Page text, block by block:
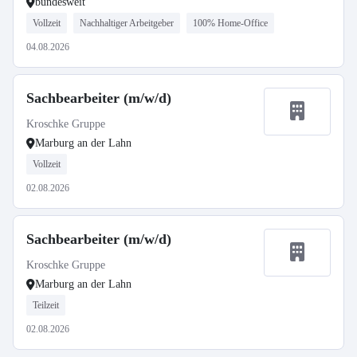
Vollzeit Nachhaltiger Arbeitgeber 100% Home-Office
04.08.2026
Sachbearbeiter (m/w/d)
Kroschke Gruppe
Marburg an der Lahn
Vollzeit
02.08.2026
Sachbearbeiter (m/w/d)
Kroschke Gruppe
Marburg an der Lahn
Teilzeit
02.08.2026